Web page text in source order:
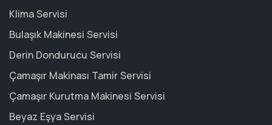
Klima Servisi
Bulaşık Makinesi Servisi
Derin Dondurucu Servisi
Çamaşır Makinası Tamir Servisi
Çamaşır Kurutma Makinesi Servisi
Beyaz Eşya Servisi